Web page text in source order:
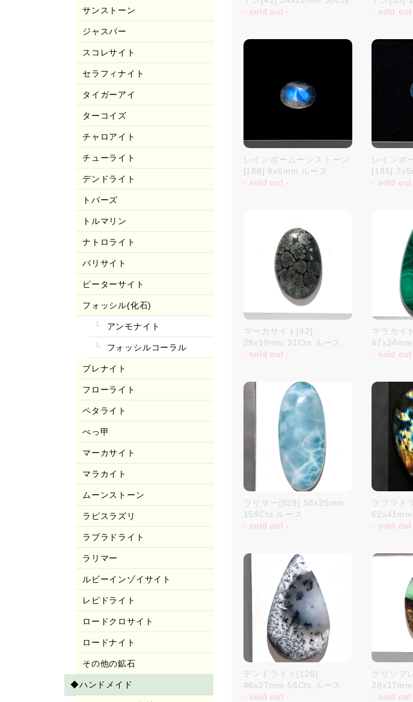
サンストーン
ジャスパー
スコレサイト
セラフィナイト
タイガーアイ
ターコイズ
チャロアイト
チューライト
デンドライト
トパーズ
トルマリン
ナトロライト
バリサイト
ピーターサイト
フォッシル(化石)
アンモナイト
フォッシルコーラル
プレナイト
フローライト
ペタライト
べっ甲
マーカサイト
マラカイト
ムーンストーン
ラピスラズリ
ラブラドライト
ラリマー
ルビーインゾイサイト
レピドライト
ロードクロサイト
ロードナイト
その他の鉱石
◆ハンドメイド
- sold out -
- sold out
レインボームーンストーン
[188] 8x6mm ルース
- sold out -
レインボ
[185]
- sold out
マーカサイト[42]
29x19mm 31Cts ルース
- sold out -
マラカイ
47x24mm
- sold out
ラリマー[528] 58x25mm
159Cts ルース
- sold out -
ラブラド
- sold out
デンドライト[125]
46x27mm 56Cts ルース
- sold out -
クリソプ
- sold out